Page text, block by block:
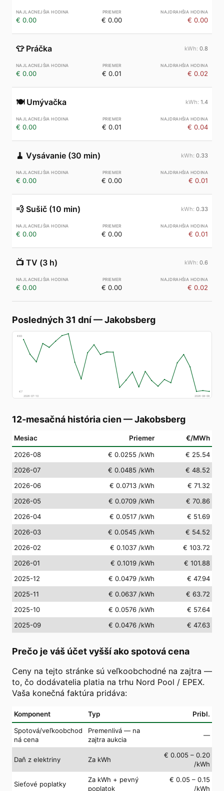
€ 0.00 € 0.00 € 0.00
👕 Práčka 0.8
€ 0.00 € 0.01 € 0.02
🍽️ Umývačka 1.4
€ 0.00 € 0.01 € 0.04
🧹 Vysávanie (30 min) 0.33
€ 0.00 € 0.00 € 0.01
💨 Sušič (10 min) 0.33
€ 0.00 € 0.00 € 0.01
📺 TV (3 h) 0.6
€ 0.00 € 0.00 € 0.02
Posledných 31 dní—Jakobsberg
€83
€7
2026-07-10
2026-08-08
12-mesačná história cien —Jakobsberg
Mesiac Priemer €/MWh
2026-08 € 0.0255 /kWh
€ 25.54
2026-07
€ 0.0485 /kWh
€ 48.52
2026-06
€ 0.0713 /kWh
€ 71.32
2026-05
€ 0.0709 /kWh
€ 70.86
2026-04
€ 0.0517 /kWh
€ 51.69
2026-03
€ 0.0545 /kWh
€ 54.52
2026-02
€ 0.1037 /kWh
€ 103.72
2026-01
€ 0.1019 /kWh
€ 101.88
2025-12
€ 0.0479 /kWh
€ 47.94
2025-11
€ 0.0637 /kWh
€ 63.72
2025-10
€ 0.0576 /kWh
€ 57.64
2025-09
€ 0.0476 /kWh € 47.63
Prečo je váš účet vyšší ako spotová cena
Ceny na tejto stránke sú veľkoobchodné na zajtra —
to, čo dodávatelia platia na trhu Nord Pool / EPEX.
Vaša konečná faktúra pridáva:
Komponent Typ Pribl.
Spotová/veľkoobchod
ná cena
Premenlivá — na
zajtra aukcia
—
Daň z elektriny Za kWh
€ 0.005 – 0.20
/kWh
Sieťové poplatky
Za kWh + pevný
poplatok
€ 0.05 – 0.15
/kWh